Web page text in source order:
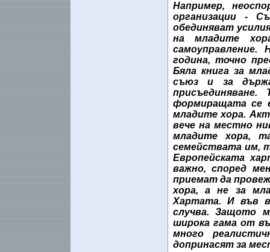
Например,
организации -
обединяват
на младите
година, точно
Бяла книга за
съюз и за
формиращата се
младите хора.
вече на местно
младите хора,
семействата им,
Европейската
важно, според
приемат да
хора, а не за
Хартата. И във
случва. Защото
широка гама от
много
допринасят за